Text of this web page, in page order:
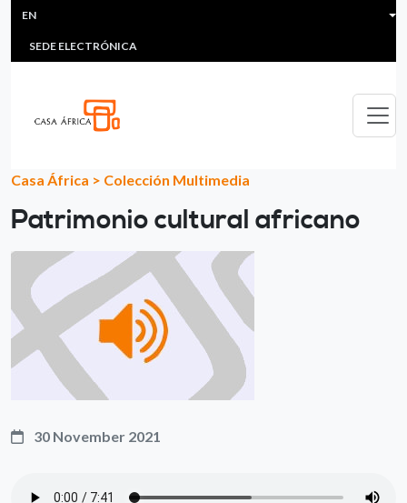
Skip to main content
HEADER MENU
MULTIMEDIA
SEDE ELECTRÓNICA
EN
Casa África > Colección Multimedia
Patrimonio cultural africano
30 November 2021